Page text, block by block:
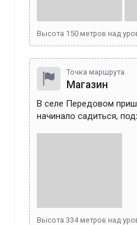
Высота 150 метров над
Точка маршрута
Магазин
В селе Передовом
начинало садиться,
Высота 334метров над